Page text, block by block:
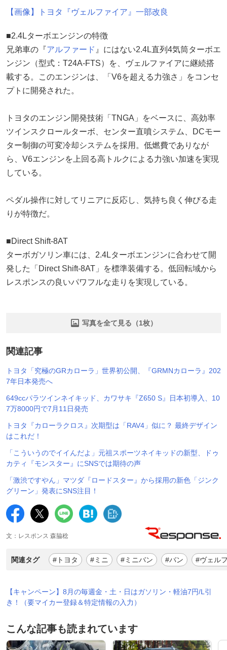
【画像】トヨタ『ヴェルファイア』一部改良
■2.4Lターボエンジンの特徴
兄弟車の『アルファード 』にはない2.4L直列4気筒ターボエ
ンジン（型式：T24A-FTS）を、ヴェルファイアに継続搭
載する。このエンジンは、「V6を超える力強さ」をコンセ
プトに開発された。
トヨタのエンジン開発技術「TNGA」をベースに、高効率
ツインスクロールターボ、センター直噴システム、DCモー
ター制御の可変冷却システムを採用。低燃費でありなが
ら、V6エンジンを上回る高トルクによる力強い加速を実現
している。
ペダル操作に対してリニアに反応し、気持ち良く伸びる走
りが特徴だ。
■Direct Shift-8AT
ターボガソリン車には、2.4Lターボエンジンに合わせて開
発した「Direct Shift-8AT」を標準装備する。低回転域から
レスポンスの良いパワフルな走りを実現している。
写真を全て見る（1枚）
関連記事
トヨタ「究極のGRカローラ」世界初公開、『GRMNカローラ』202
7年日本発売へ
649ccパラツインネイキッド、カワサキ『Z650 S』日本初導入、10
7万8000円で7月11日発売
トヨタ『カローラクロス』次期型は「RAV4」似に？ 最終デザイン
はこれだ！
「こういうのでイイんだよ」元祖スポーツネイキッドの新型、ドゥ
カティ『モンスター』にSNSでは期待の声
「激渋ですやん」マツダ『ロードスター』から採用の新色「ジンク
グリーン」発表にSNS注目！
文：レスポンス 森脇稔
関連タグ #トヨタ #ミニ #ミニバン #バン #ヴェル
【キャンペーン】8月の毎週金・土・日はガソリン・軽油7円/L引
き！（要マイカー登録＆特定情報の入力）
こんな記事も読まれています